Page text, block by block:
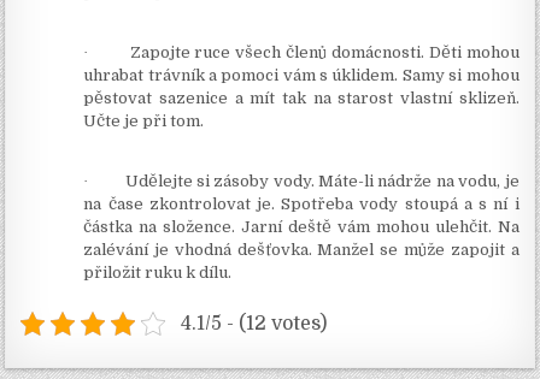
·
Zapojte ruce všech členů domácnosti. Děti mohou
uhrabat trávník a pomoci vám s úklidem. Samy si mohou
pěstovat sazenice a mít tak na starost vlastní sklizeň.
Učte je při tom.
·
Udělejte si zásoby vody. Máte-li nádrže na vodu, je
na čase zkontrolovat je. Spotřeba vody stoupá a s ní i
částka na složence. Jarní deště vám mohou ulehčit. Na
zalévání je vhodná dešťovka. Manžel se může zapojit a
přiložit ruku k dílu.
4.1/5 - (12 votes)